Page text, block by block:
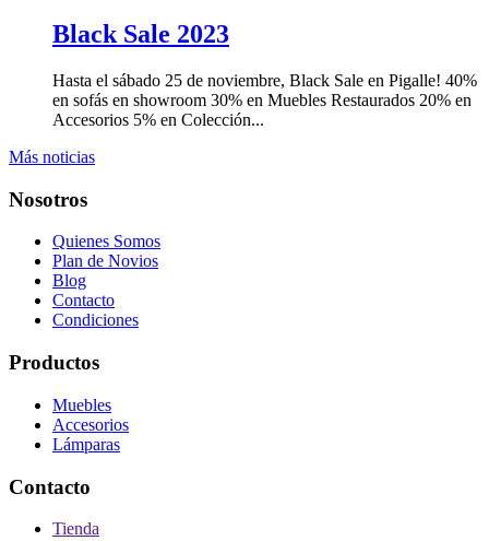
Black Sale 2023
Hasta el sábado 25 de noviembre, Black Sale en Pigalle! 40%
en sofás en showroom 30% en Muebles Restaurados 20% en
Accesorios 5% en Colección...
Más noticias
Nosotros
Quienes Somos
Plan de Novios
Blog
Contacto
Condiciones
Productos
Muebles
Accesorios
Lámparas
Contacto
Tienda